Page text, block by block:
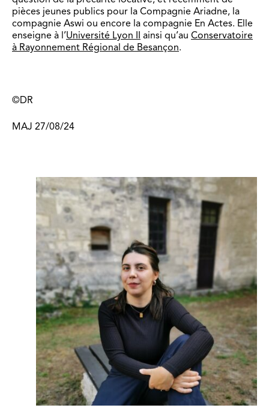
pièces jeunes publics pour la Compagnie Ariadne, la
compagnie Aswi ou encore la compagnie En Actes. Elle
enseigne à l’Université Lyon II ainsi qu’au Conservatoire
à Rayonnement Régional de Besançon.
©DR
MAJ 27/08/24